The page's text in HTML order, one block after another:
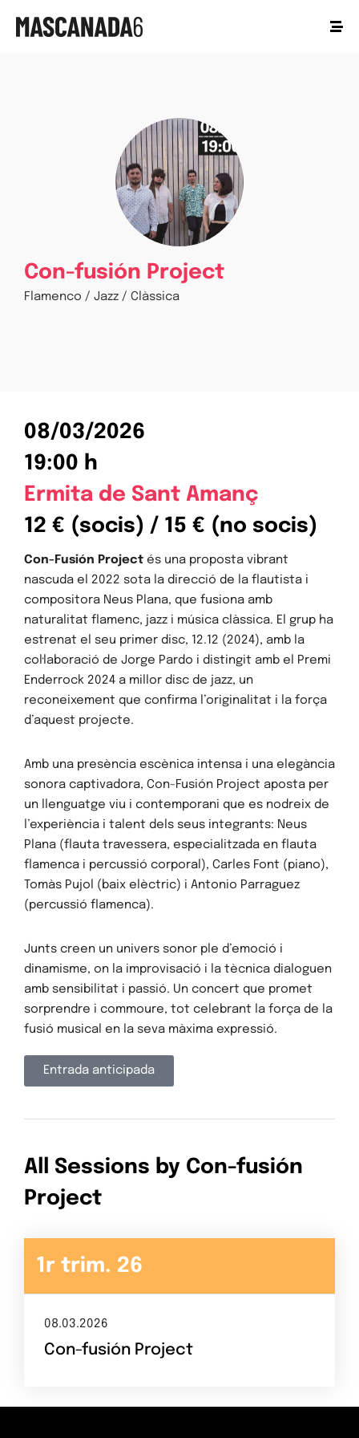
Con-fusión Project
Flamenco / Jazz / Clàssica
08/03/2026
19:00 h
Ermita de Sant Amanç
12 € (socis) / 15 € (no socis)
Con-Fusión Project és una proposta vibrant
nascuda el 2022 sota la direcció de la flautista i
compositora Neus Plana, que fusiona amb
naturalitat flamenc, jazz i música clàssica. El grup ha
estrenat el seu primer disc, 12.12 (2024), amb la
col·laboració de Jorge Pardo i distingit amb el Premi
Enderrock 2024 a millor disc de jazz, un
reconeixement que confirma l’originalitat i la força
d’aquest projecte.
Amb una presència escènica intensa i una elegància
sonora captivadora, Con-Fusión Project aposta per
un llenguatge viu i contemporani que es nodreix de
l’experiència i talent dels seus integrants: Neus
Plana (flauta travessera, especialitzada en flauta
flamenca i percussió corporal), Carles Font (piano),
Tomàs Pujol (baix elèctric) i Antonio Parraguez
(percussió flamenca).
Junts creen un univers sonor ple d’emoció i
dinamisme, on la improvisació i la tècnica dialoguen
amb sensibilitat i passió. Un concert que promet
sorprendre i commoure, tot celebrant la força de la
fusió musical en la seva màxima expressió.
Entrada anticipada
All Sessions by Con-fusión
Project
1r trim. 26
08.03.2026
Con-fusión Project
Inici
Programació
Mascanada6
El repte